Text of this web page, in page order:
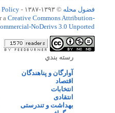
فضول محله © ۱۳۹۳-۱۳۸۷ -
Policy
a Creative Commons Attribution-
NoDerivs 3.0 Unported
رسته بندي
آوارگان و پناهندگان
اقتصاد
انتخابات
انتقادی
بهداشت و تندرستی